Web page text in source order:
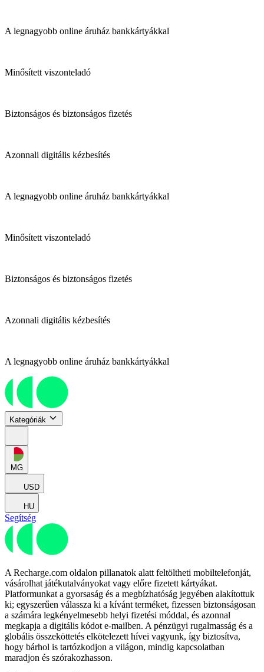
A legnagyobb online áruház bankkártyákkal
Minősített viszonteladó
Biztonságos és biztonságos fizetés
Azonnali digitális kézbesítés
A legnagyobb online áruház bankkártyákkal
Minősített viszonteladó
Biztonságos és biztonságos fizetés
Azonnali digitális kézbesítés
A legnagyobb online áruház bankkártyákkal
Kategóriák
MG
USD
HU
Segítség
A Recharge.com oldalon pillanatok alatt feltöltheti mobiltelefonját,
vásárolhat játékutalványokat vagy előre fizetett kártyákat.
Platformunkat a gyorsaság és a megbízhatóság jegyében alakítottuk
ki; egyszerűen válassza ki a kívánt terméket, fizessen biztonságosan
a számára legkényelmesebb helyi fizetési móddal, és azonnal
megkapja a digitális kódot e-mailben. A pénzügyi rugalmasság és a
globális összeköttetés elkötelezett hívei vagyunk, így biztosítva,
hogy bárhol is tartózkodjon a világon, mindig kapcsolatban
maradjon és szórakozhasson.